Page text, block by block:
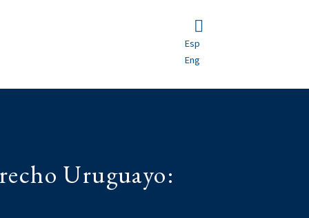
Esp
Eng
Uruguayo: